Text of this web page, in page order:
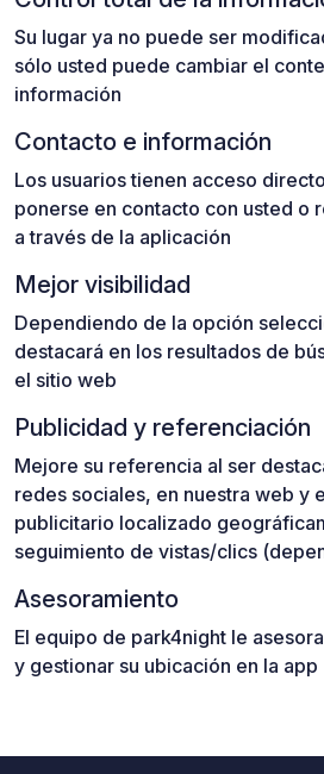
Su lugar ya no puede ser
sólo usted puede cambiar el
información
Contacto e información
Los usuarios tienen acceso
ponerse en contacto con usted o
a través de la aplicación
Mejor visibilidad
Dependiendo de la opción
destacará en los resultados de
el sitio web
Publicidad y referenciación
Mejore su referencia al ser
redes sociales, en nuestra web y
publicitario localizado
seguimiento de vistas/clics
Asesoramiento
El equipo de park4night le
y gestionar su ubicación en la app